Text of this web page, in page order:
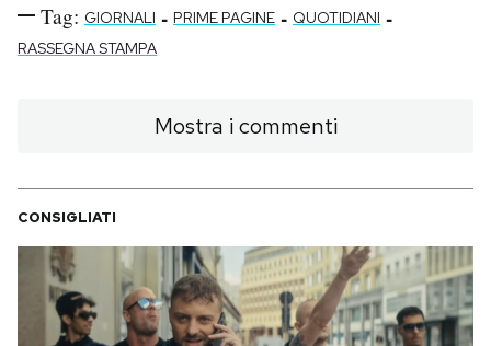
Tag: GIORNALI - PRIME PAGINE - QUOTIDIANI -
RASSEGNA STAMPA
Mostra i commenti
CONSIGLIATI